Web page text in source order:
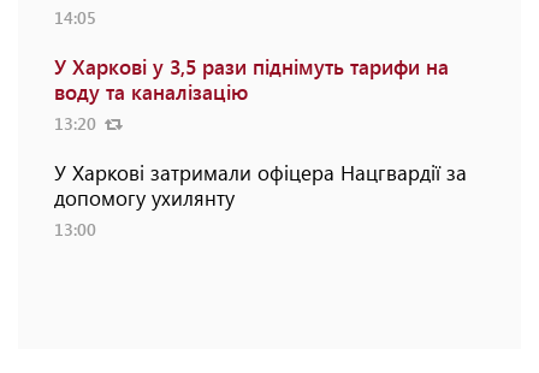
14:05
У Харкові у 3,5 рази піднімуть тарифи на
воду та каналізацію
13:20
У Харкові затримали офіцера Нацгвардії за
допомогу ухилянту
13:00